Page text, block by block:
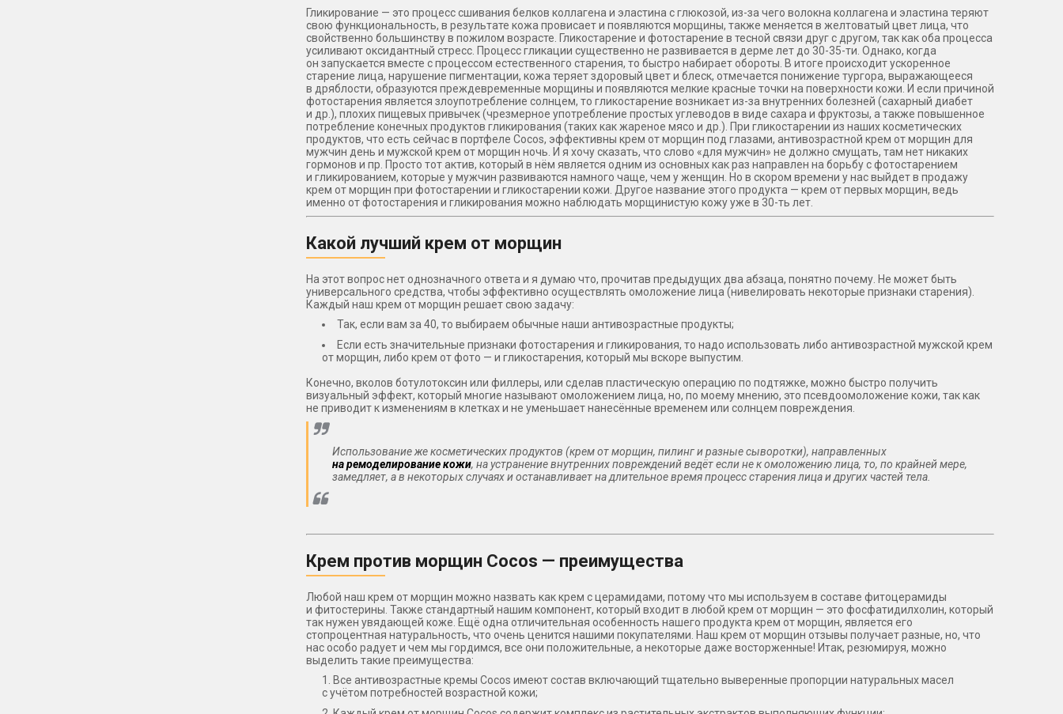
Гликирование — это процесс сшивания белков коллагена и эластина с глюкозой, из-за чего волокна коллагена и эластина теряют
свою функциональность, в результате кожа провисает и появляются морщины, также меняется в желтоватый цвет лица, что
свойственно большинству в пожилом возрасте. Гликостарение и фотостарение в тесной связи друг с другом, так как оба процесса
усиливают оксидантный стресс. Процесс гликации существенно не развивается в дерме лет до 30-35-ти. Однако, когда
он запускается вместе с процессом естественного старения, то быстро набирает обороты. В итоге происходит ускоренное
старение лица, нарушение пигментации, кожа теряет здоровый цвет и блеск, отмечается понижение тургора, выражающееся
в дряблости, образуются преждевременные морщины и появляются мелкие красные точки на поверхности кожи. И если причиной
фотостарения является злоупотребление солнцем, то гликостарение возникает из-за внутренних болезней (сахарный диабет
и др.), плохих пищевых привычек (чрезмерное употребление простых углеводов в виде сахара и фруктозы, а также повышенное
потребление конечных продуктов гликирования (таких как жареное мясо и др.). При гликостарении из наших косметических
продуктов, что есть сейчас в портфеле Cocos, эффективны крем от морщин под глазами, антивозрастной крем от морщин для
мужчин день и мужской крем от морщин ночь. И я хочу сказать, что слово «для мужчин» не должно смущать, там нет никаких
гормонов и пр. Просто тот актив, который в нём является одним из основных как раз направлен на борьбу с фотостарением
и гликированием, которые у мужчин развиваются намного чаще, чем у женщин. Но в скором времени у нас выйдет в продажу
крем от морщин при фотостарении и гликостарении кожи. Другое название этого продукта — крем от первых морщин, ведь
именно от фотостарения и гликирования можно наблюдать морщинистую кожу уже в 30-ть лет.
Какой лучший крем от морщин
На этот вопрос нет однозначного ответа и я думаю что, прочитав предыдущих два абзаца, понятно почему. Не может быть
универсального средства, чтобы эффективно осуществлять омоложение лица (нивелировать некоторые признаки старения).
Каждый наш крем от морщин решает свою задачу:
Так, если вам за 40, то выбираем обычные наши антивозрастные продукты;
Если есть значительные признаки фотостарения и гликирования, то надо использовать либо антивозрастной мужской крем
от морщин, либо крем от фото — и гликостарения, который мы вскоре выпустим.
Конечно, вколов ботулотоксин или филлеры, или сделав пластическую операцию по подтяжке, можно быстро получить
визуальный эффект, который многие называют омоложением лица, но, по моему мнению, это псевдоомоложение кожи, так как
не приводит к изменениям в клетках и не уменьшает нанесённые временем или солнцем повреждения.
Использование же косметических продуктов (крем от морщин, пилинг и разные сыворотки), направленных
на ремоделирование кожи, на устранение внутренних повреждений ведёт если не к омоложению лица, то, по крайней мере,
замедляет, а в некоторых случаях и останавливает на длительное время процесс старения лица и других частей тела.
Крем против морщин Cocos — преимущества
Любой наш крем от морщин можно назвать как крем с церамидами, потому что мы используем в составе фитоцерамиды
и фитостерины. Также стандартный нашим компонент, который входит в любой крем от морщин — это фосфатидилхолин, который
так нужен увядающей коже. Ещё одна отличительная особенность нашего продукта крем от морщин, является его
стопроцентная натуральность, что очень ценится нашими покупателями. Наш крем от морщин отзывы получает разные, но, что
нас особо радует и чем мы гордимся, все они положительные, а некоторые даже восторженные! Итак, резюмируя, можно
выделить такие преимущества:
Все антивозрастные кремы Cocos имеют состав включающий тщательно выверенные пропорции натуральных масел
с учётом потребностей возрастной кожи;